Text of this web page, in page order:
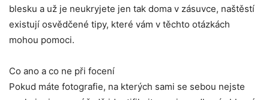
blesku a už je neukryjete jen tak doma v zásuvce, naštěstí
existují osvědčené tipy, které vám v těchto otázkách
mohou pomoci.
Co ano a co ne při focení
Pokud máte fotografie, na kterých sami se sebou nejste